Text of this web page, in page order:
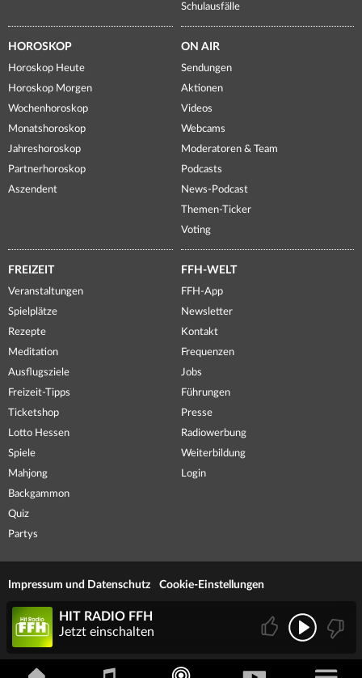
Schulausfälle
HOROSKOP
Horoskop Heute
Horoskop Morgen
Wochenhoroskop
Monatshoroskop
Jahreshoroskop
Partnerhoroskop
Aszendent
ON AIR
Sendungen
Aktionen
Videos
Webcams
Moderatoren & Team
Podcasts
News-Podcast
Themen-Ticker
Voting
FREIZEIT
Veranstaltungen
Spielplätze
Rezepte
Meditation
Ausflugsziele
Freizeit-Tipps
Ticketshop
Lotto Hessen
Spiele
Mahjong
Backgammon
Quiz
Partys
FFH-WELT
FFH-App
Newsletter
Kontakt
Frequenzen
Jobs
Führungen
Presse
Radiowerbung
Weiterbildung
Login
Impressum und Datenschutz Cookie-Einstellungen
HIT RADIO FFH
Jetzt einschalten